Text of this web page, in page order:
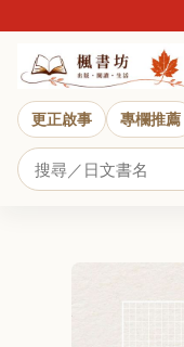
更正啟事 專欄推薦